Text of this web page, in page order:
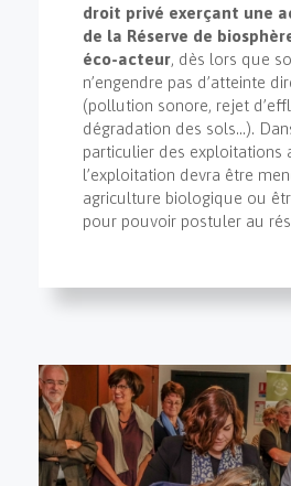
droit privé exerçant une
de la Réserve de
éco-acteur, dès lors que
n’engendre pas d’atteinte
(pollution sonore, rejet
dégradation des sols…).
particulier des exploitations
l’exploitation devra être
agriculture biologique ou
pour pouvoir postuler au